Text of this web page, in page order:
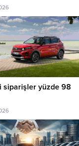
siparişler yüzde 98